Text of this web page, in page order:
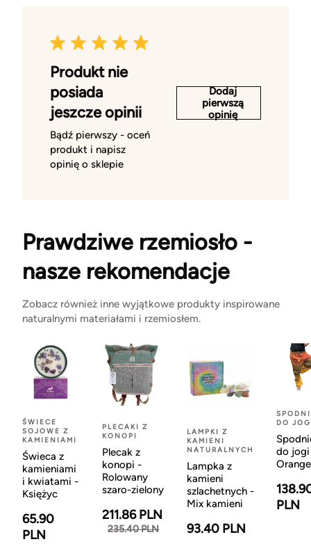
Produkt nie
posiada
jeszcze opinii
Bądź pierwszy - oceń
produkt i napisz
opinię o sklepie
Dodaj
pierwszą
opinię
Prawdziwe rzemiosło -
nasze rekomendacje
Zobacz również inne wyjątkowe produkty inspirowane
naturalnymi materiałami i rzemiosłem.
ŚWIECE
SOJOWE Z
KAMIENIAMI
Świeca z
kamieniami
i kwiatami -
Księżyc
65.90
PLN
PLECAKI Z
KONOPI
Plecak z
konopi -
Rolowany
szaro-zielony
211.86 PLN
235.40 PLN
LAMPKI Z
KAMIENI
NATURALNYCH
Lampka z
kamieni
szlachetnych -
Mix kamieni
93.40 PLN
DO
do
Orange
PLN